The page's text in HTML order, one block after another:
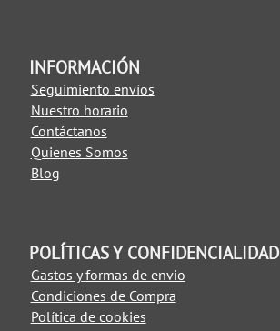
INFORMACIÓN
Seguimiento envíos
Nuestro horario
Contáctanos
Quienes Somos
Blog
POLÍTICAS Y CONFIDENCIALIDAD
Gastos y formas de envio
Condiciones de Compra
Política de cookies